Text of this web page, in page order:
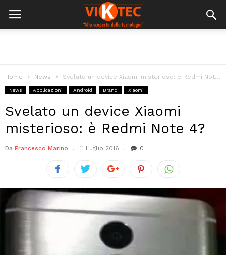
Home News Svelato un device Xiaomi misterioso: è Redmi Note 4?
News Applicazioni Android Brand Xiaomi
Svelato un device Xiaomi
misterioso: è Redmi Note 4?
Da Francesco Marino 11 Luglio 2016 0